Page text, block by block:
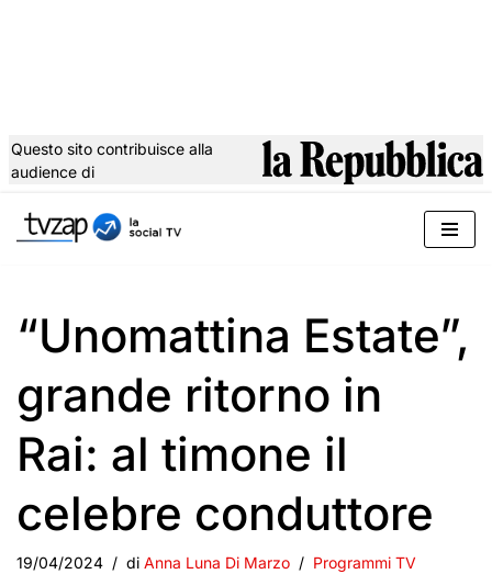
al
Questo sito contribuisce alla
audience di
“Unomattina Estate”,
grande ritorno in
Rai: al timone il
celebre conduttore
19/04/2024 di Anna Luna Di Marzo Programmi TV